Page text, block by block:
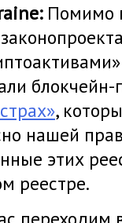
Помимо
,
нашей
этих
реестре.